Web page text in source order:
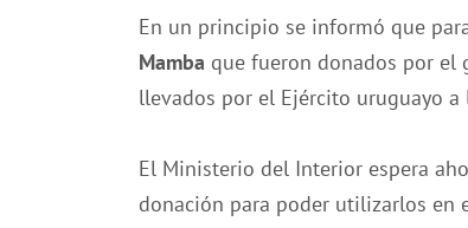
En un principio se informó que
Mamba que fueron donados por el
llevados por el Ejército uruguayo a
El Ministerio del Interior espera
donación para poder utilizarlos en